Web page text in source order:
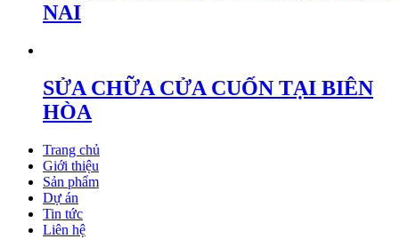
NAI
SỬA CHỮA CỬA CUỐN TẠI BIÊN
HÒA
Trang chủ
Giới thiệu
Sản phẩm
Dự án
Tin tức
Liên hệ